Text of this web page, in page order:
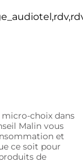
choix dans
Malin vous
et
ce soit pour
de